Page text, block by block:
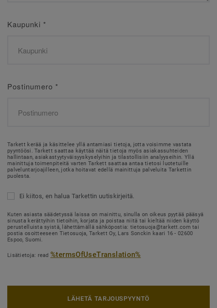
Kaupunki *
Postinumero *
Tarkett kerää ja käsittelee yllä antamiasi tietoja, jotta voisimme vastata
pyyntöösi. Tarkett saattaa käyttää näitä tietoja myös asiakassuhteiden
hallintaan, asiakastyytyväisyyskyselyihin ja tilastollisiin analyyseihin. Yllä
mainittuja toimenpiteitä varten Tarkett saattaa antaa tietosi luotetuille
palveluntarjoajilleen, jotka hoitavat edellä mainittuja palveluita Tarkettin
puolesta.
Ei kiitos, en halua Tarkettin uutiskirjeitä.
Kuten asiasta säädetyssä laissa on mainittu, sinulla on oikeus pyytää pääsyä
sinusta kerättyihin tietoihin, korjata ja poistaa niitä tai kieltää niiden käyttö
perustelluista syistä, lähettämällä sähköpostia: tietosuoja@tarkett.com tai
postia osoitteeseen Tietosuoja, Tarkett Oy, Lars Sonckin kaari 16 - 02600
Espoo, Suomi.
Lisätietoja: read%termsOfUseTranslation%
LÄHETÄ TARJOUSPYYNTÖ